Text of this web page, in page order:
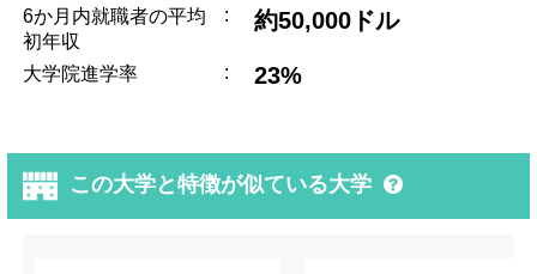
6か月内就職者の平均
初年収
: 約50,000ドル
大学院進学率 : 23%
この大学と特徴が似ている大学